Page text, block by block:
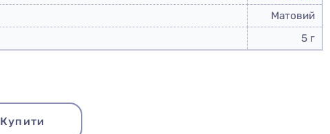
Купити
Матовий
5 г